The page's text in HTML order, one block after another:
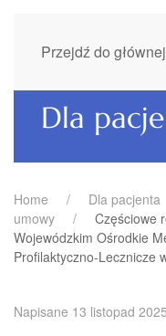
Przejdź do
Dla
Home Dla pacjenta
umowy
Częściowe
Wojewódzkim Ośrodkie
Profilaktyczno-Lecznicze
Napisane 13 listopad 2025